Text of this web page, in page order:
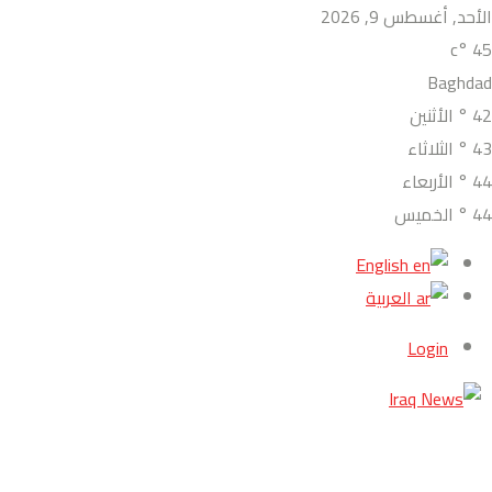
الأحد, أغسطس 9, 2026
45
°c
Baghdad
42
° الأثنين
43
° الثلاثاء
44
° الأربعاء
44
° الخميس
English
العربية
Login